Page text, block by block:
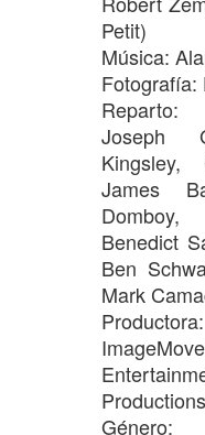
Petit)
Música:
Fotografía:
Reparto:
Joseph
James
Benedict
Ben
Mark
Productora:
Productions
Género: